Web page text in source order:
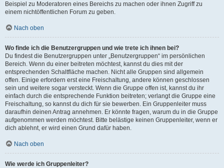
Beispiel zu Moderatoren eines Bereichs zu machen oder ihnen Zugriff zu
einem nichtöffentlichen Forum zu geben.
Nach oben
Wo finde ich die Benutzergruppen und wie trete ich ihnen bei?
Du findest die Benutzergruppen unter „Benutzergruppen“ im persönlichen
Bereich. Wenn du einer beitreten möchtest, kannst du dies mit der
entsprechenden Schaltfläche machen. Nicht alle Gruppen sind allgemein
offen. Einige erfordern erst eine Freischaltung, andere können geschlossen
sein und weitere sogar versteckt. Wenn die Gruppe offen ist, kannst du ihr
einfach durch die entsprechende Funktion beitreten; verlangt die Gruppe eine
Freischaltung, so kannst du dich für sie bewerben. Ein Gruppenleiter muss
daraufhin deinen Antrag annehmen. Er könnte fragen, warum du in die Gruppe
aufgenommen werden möchtest. Bitte belästige keinen Gruppenleiter, wenn er
dich ablehnt, er wird einen Grund dafür haben.
Nach oben
Wie werde ich Gruppenleiter?